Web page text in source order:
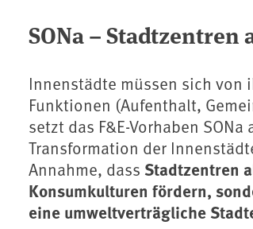
SONa –
Innenstädte müssen sich von
Funktionen (Aufenthalt,
setzt das F&E-Vorhaben
Transformation der
Annahme, dass Stadtzentren
Konsumkulturen fördern,
eine umweltverträgliche